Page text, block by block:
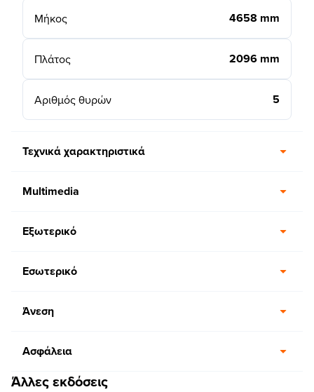
Μήκος 4658 mm
Πλάτος 2096 mm
Αριθμός θυρών 5
Τεχνικά χαρακτηριστικά
Multimedia
Εξωτερικό
Εσωτερικό
Άνεση
Ασφάλεια
Άλλες εκδόσεις